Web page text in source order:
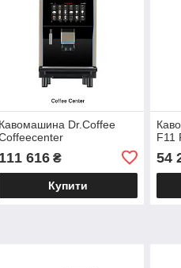
Кавомашина Dr.Coffee
111 616₴
Купити
F11
54